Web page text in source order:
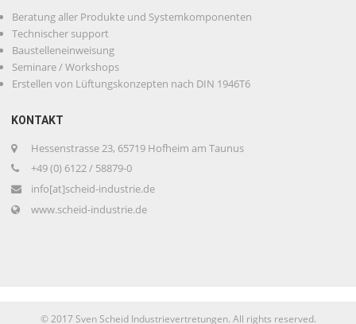
Beratung aller Produkte und Systemkomponenten
Technischer support
Baustelleneinweisung
Seminare / Workshops
Erstellen von Lüftungskonzepten nach DIN 1946T6
KONTAKT
Hessenstrasse 23, 65719 Hofheim am Taunus
+49 (0) 6122 / 58879-0
info[at]scheid-industrie.de
www.scheid-industrie.de
© 2017 Sven Scheid Industrievertretungen. All rights reserved.